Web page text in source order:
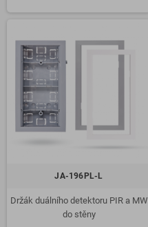
JA-196PL-L
Držák duálního detektoru PIR a MW
do stěny